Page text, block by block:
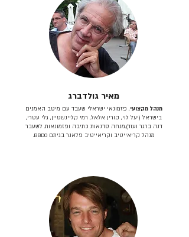
מאיר גולדברג
מנהל מקצועי, פזמונאי ישראלי שעבד עם מיטב האמנים
בישראל (יעל לוי, קורין אלאל, רמי קליינשטיין, גלי עטרי,
דנה ברגר ועוד).מנחה סדנאות כתיבה ופזמונאות. לשעבר
מנהל קריאייטיב וקריאייטיב פלאנר בגיתם BBDO.